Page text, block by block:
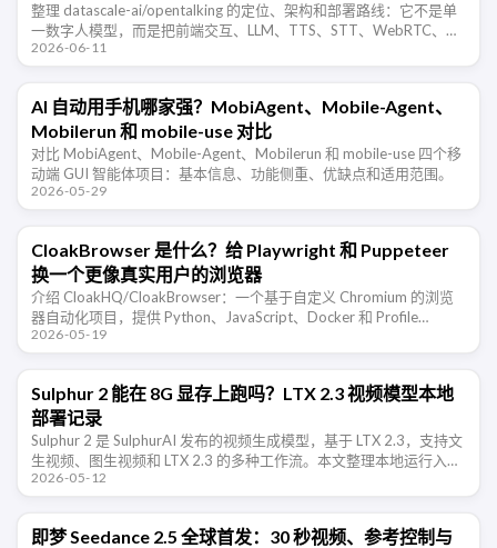
整理 datascale-ai/opentalking 的定位、架构和部署路线：它不是单
一数字人模型，而是把前端交互、LLM、TTS、STT、WebRTC、角
色资产和可插拔推理后端串起来的实时数字人对 …
2026-06-11
AI 自动用手机哪家强？MobiAgent、Mobile-Agent、
Mobilerun 和 mobile-use 对比
对比 MobiAgent、Mobile-Agent、Mobilerun 和 mobile-use 四个移
动端 GUI 智能体项目：基本信息、功能侧重、优缺点和适用范围。
2026-05-29
CloakBrowser 是什么？给 Playwright 和 Puppeteer
换一个更像真实用户的浏览器
介绍 CloakHQ/CloakBrowser：一个基于自定义 Chromium 的浏览
器自动化项目，提供 Python、JavaScript、Docker 和 Profile
Manager，用于需 …
2026-05-19
Sulphur 2 能在 8G 显存上跑吗？LTX 2.3 视频模型本地
部署记录
Sulphur 2 是 SulphurAI 发布的视频生成模型，基于 LTX 2.3，支持文
生视频、图生视频和 LTX 2.3 的多种工作流。本文整理本地运行入
口、8G 显存可行性、工具选择和常见失败 …
2026-05-12
即梦 Seedance 2.5 全球首发：30 秒视频、参考控制与